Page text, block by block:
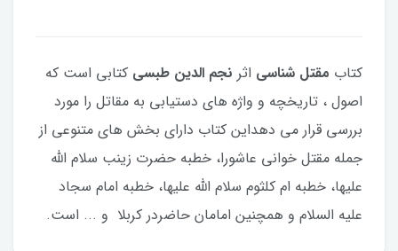
کتاب مقتل شناسی اثر نجم الدین طبسی کتابی است که
اصول ، تاریخچه و واژه های دستیابی به مقاتل را مورد
بررسی قرار می دهداین کتاب دارای بخش های متنوعی از
جمله مقتل خوانی عاشورا، خطبه حضرت زینب سلام الله
علیها، خطبه ام کلثوم سلام الله علیها، خطبه امام سجاد
علیه السلام و همچنین امامان حاضردر کربلا و ... است.